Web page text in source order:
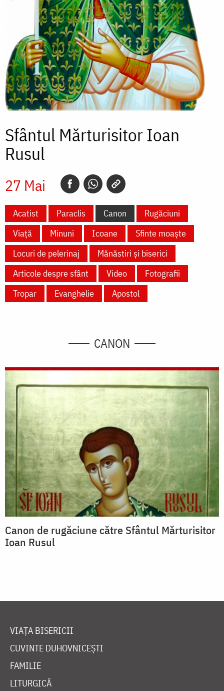
Sfântul Mărturisitor Ioan
Rusul
27 Mai
Acatist Paraclis Canon
Rugăciuni
Viață
Minuni Icoane
Sfinte moaște
Locuri de pelerinaj
Mănăstiri și biserici
Articole despre sfânt
Video
Fotografii
Tropar
Evanghelie Apostol
CANON
Canon de rugăciune către Sfântul Mărturisitor
Ioan Rusul
VIAȚA BISERICII
CUVINTE DUHOVNICEȘTI
FAMILIE
LITURGICĂ